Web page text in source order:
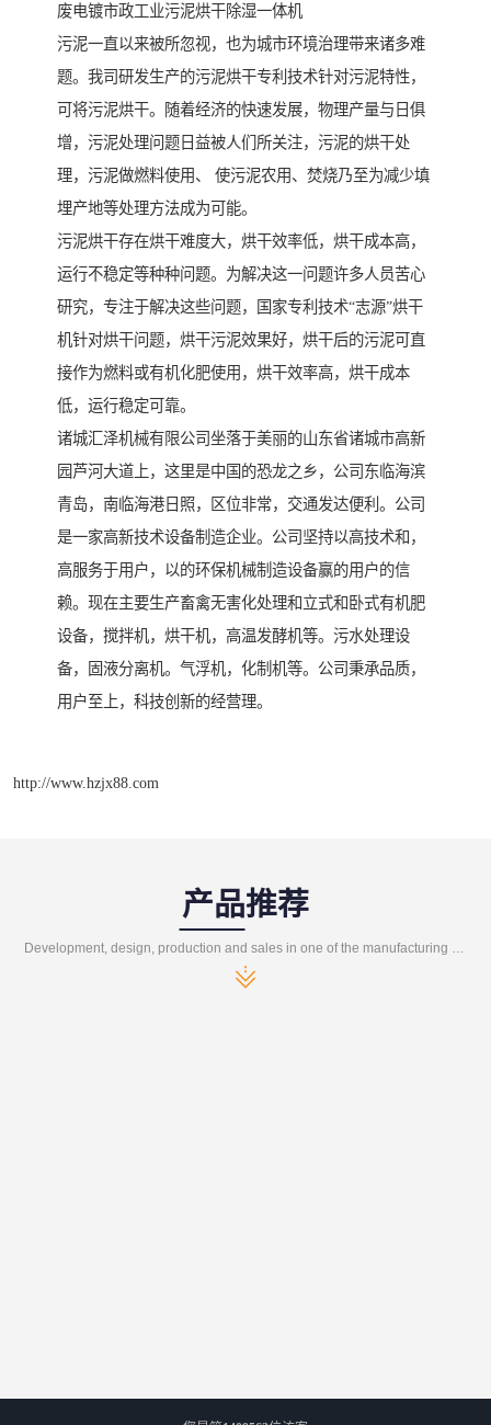
废电镀市政工业污泥烘干除湿一体机
污泥一直以来被所忽视，也为城市环境治理带来诸多难
题。我司研发生产的污泥烘干专利技术针对污泥特性，
可将污泥烘干。随着经济的快速发展，物理产量与日俱
增，污泥处理问题日益被人们所关注，污泥的烘干处
理，污泥做燃料使用、 使污泥农用、焚烧乃至为减少填
埋产地等处理方法成为可能。
污泥烘干存在烘干难度大，烘干效率低，烘干成本高，
运行不稳定等种种问题。为解决这一问题许多人员苦心
研究，专注于解决这些问题，国家专利技术“志源”烘干
机针对烘干问题，烘干污泥效果好，烘干后的污泥可直
接作为燃料或有机化肥使用，烘干效率高，烘干成本
低，运行稳定可靠。
诸城汇泽机械有限公司坐落于美丽的山东省诸城市高新
园芦河大道上，这里是中国的恐龙之乡，公司东临海滨
青岛，南临海港日照，区位非常，交通发达便利。公司
是一家高新技术设备制造企业。公司坚持以高技术和，
高服务于用户，以的环保机械制造设备赢的用户的信
赖。现在主要生产畜禽无害化处理和立式和卧式有机肥
设备，搅拌机，烘干机，高温发酵机等。污水处理设
备，固液分离机。气浮机，化制机等。公司秉承品质，
用户至上，科技创新的经营理。
http://www.hzjx88.com
产品推荐
Development, design, production and sales in one of the manufacturing enterprises